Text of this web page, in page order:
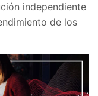
independiente
de los